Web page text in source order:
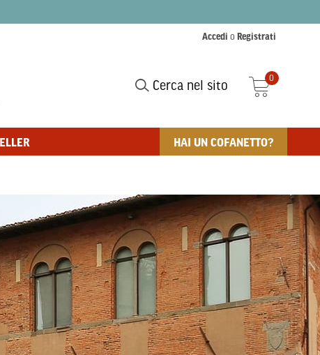
Cerca nel sito
0
HAI UN COFANETTO?
Accedi o Registrati